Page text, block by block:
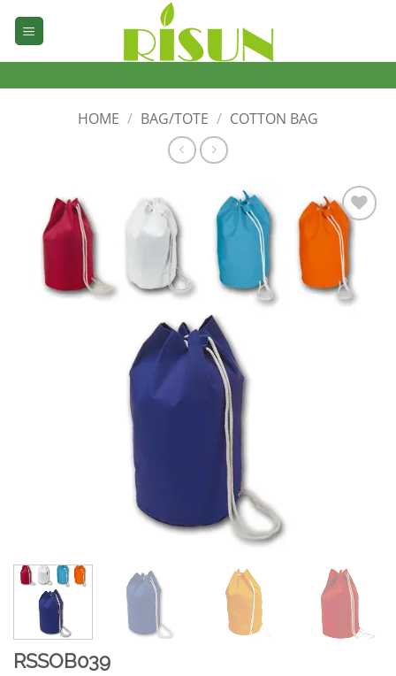
HOME / BAG/TOTE / COTTON BAG
加入
RSSOB039